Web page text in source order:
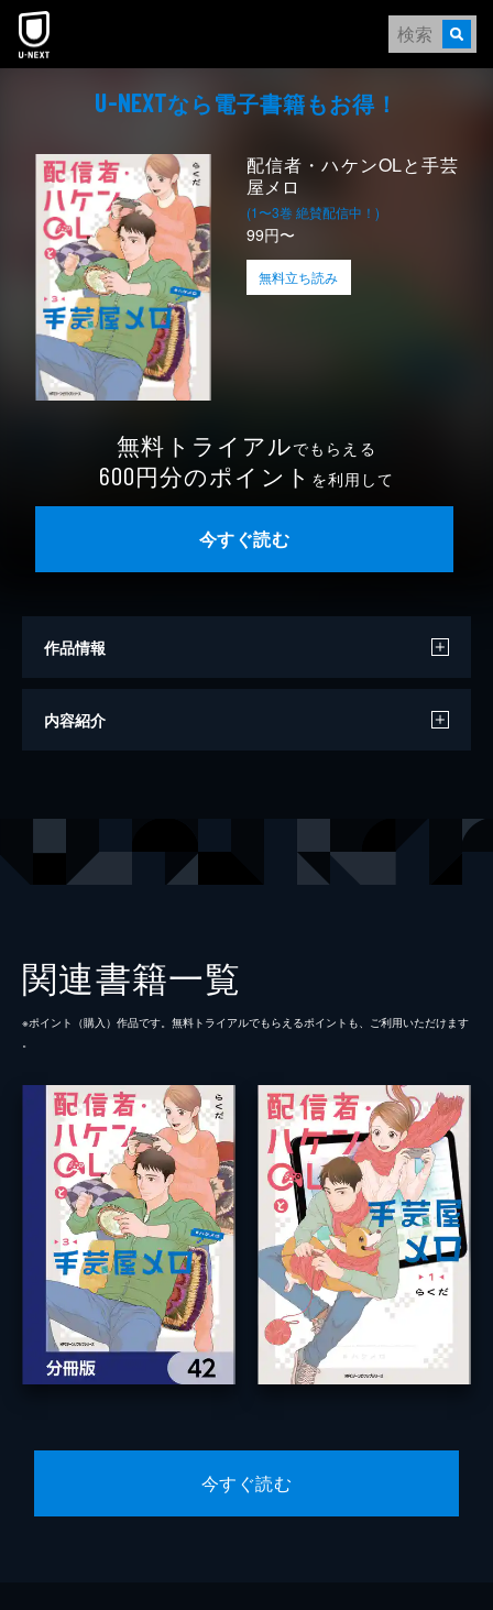
本文へスキップ
U-NEXTなら電⼦書籍もお得！
配信者・ハケンOLと手芸
屋メロ
(1〜3巻 絶賛配信中！)
99円〜
無料立ち読み
無料トライアルでもらえる
600円分のポイント を利用して
今すぐ読む
作品情報
著者
内容紹介
関連書籍一覧
※ポイント（購⼊）作品です。無料トライアルでもらえるポイントも、ご利⽤いただけます
。
今すぐ読む